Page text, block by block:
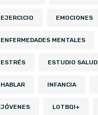
EJERCICIO EMOCIONES
ENFERMEDADES MENTALES
ESTRÉS ESTUDIO SALUD
HABLAR INFANCIA
JÓVENES LGTBQI+